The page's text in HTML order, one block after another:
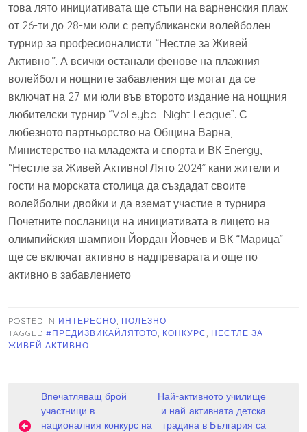
това лято инициативата ще стъпи на варненския плаж
от 26-ти до 28-ми юли с републикански волейболен
турнир за професионалисти “Нестле за Живей
Активно!”. А всички останали фенове на плажния
волейбол и нощните забавления ще могат да се
включат на 27-ми юли във второто издание на нощния
любителски турнир “Volleyball Night League”. С
любезното партньорство на Община Варна,
Министерство на младежта и спорта и ВК Energy,
“Нестле за Живей Активно! Лято 2024” кани жители и
гости на морската столица да създадат своите
волейболни двойки и да вземат участие в турнира.
Почетните посланици на инициативата в лицето на
олимпийския шампион Йордан Йовчев и ВК “Марица”
ще се включат активно в надпреварата и още по-
активно в забавлението.
POSTED IN ИНТЕРЕСНО, ПОЛЕЗНО
TAGGED #ПРЕДИЗВИКАЙЛЯТОТО, КОНКУРС , НЕСТЛЕ ЗА
ЖИВЕЙ АКТИВНО
Навигация
Впечатляващ брой
участници в
националния конкурс на
Най-активното училище
и най-активната детска
градина в България са